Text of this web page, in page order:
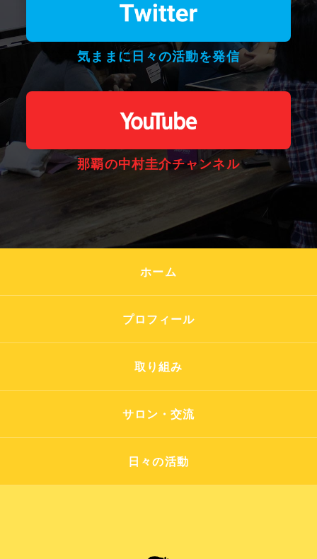
気ままに日々の活動を発信
那覇の中村圭介チャンネル
ホーム
プロフィール
取り組み
サロン・交流
日々の活動